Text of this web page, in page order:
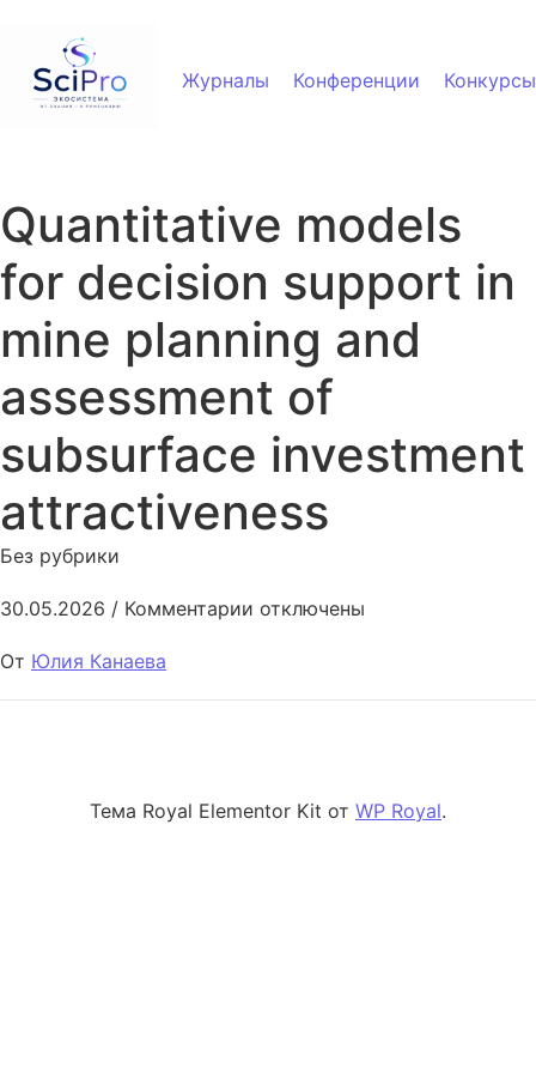
Журналы Конференции Конкурсы
Quantitative models
for decision support in
mine planning and
assessment of
subsurface investment
attractiveness
Без рубрики
30.05.2026 / Комментарии к записи Quantitative
отключены
От Юлия Канаева
Тема Royal Elementor Kit от WP Royal.